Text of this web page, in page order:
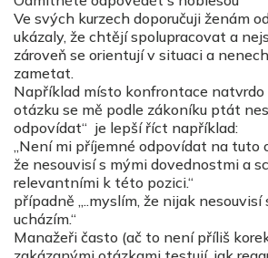
Ve svých kurzech doporučuji ženám
ukázaly, že chtějí spolupracovat a
zároveň se orientují v situaci a
zametat.
Například místo konfrontace natvrdo
otázku se mě podle zákoníku ptát
odpovídat“ je lepší říct například:
„Není mi příjemné odpovídat na tuto
že nesouvisí s mými dovednostmi a
relevantními k této pozici.“
případně „..myslím, že nijak nesouvisí
ucházím.“
Manažeři často (ač to není příliš